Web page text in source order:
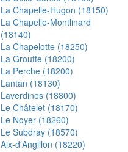
La Chapelle-Hugon (18150)
La Chapelle-Montlinard
(18140)
La Chapelotte (18250)
La Groutte (18200)
La Perche (18200)
Lantan (18130)
Laverdines (18800)
Le Châtelet (18170)
Le Noyer (18260)
Le Subdray (18570)
Aix-d'Angillon (18220)